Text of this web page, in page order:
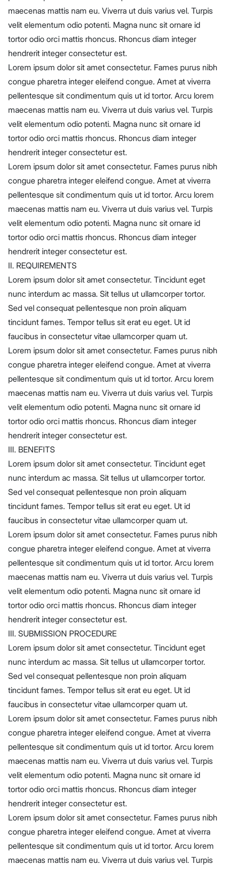
maecenas mattis nam eu. Viverra ut duis varius vel. Turpis
velit elementum odio potenti. Magna nunc sit ornare id
tortor odio orci mattis rhoncus. Rhoncus diam integer
hendrerit integer consectetur est.
Lorem ipsum dolor sit amet consectetur. Fames purus nibh
congue pharetra integer eleifend congue. Amet at viverra
pellentesque sit condimentum quis ut id tortor. Arcu lorem
maecenas mattis nam eu. Viverra ut duis varius vel. Turpis
velit elementum odio potenti. Magna nunc sit ornare id
tortor odio orci mattis rhoncus. Rhoncus diam integer
hendrerit integer consectetur est.
Lorem ipsum dolor sit amet consectetur. Fames purus nibh
congue pharetra integer eleifend congue. Amet at viverra
pellentesque sit condimentum quis ut id tortor. Arcu lorem
maecenas mattis nam eu. Viverra ut duis varius vel. Turpis
velit elementum odio potenti. Magna nunc sit ornare id
tortor odio orci mattis rhoncus. Rhoncus diam integer
hendrerit integer consectetur est.
II. REQUIREMENTS
Lorem ipsum dolor sit amet consectetur. Tincidunt eget
nunc interdum ac massa. Sit tellus ut ullamcorper tortor.
Sed vel consequat pellentesque non proin aliquam
tincidunt fames. Tempor tellus sit erat eu eget. Ut id
faucibus in consectetur vitae ullamcorper quam ut.
Lorem ipsum dolor sit amet consectetur. Fames purus nibh
congue pharetra integer eleifend congue. Amet at viverra
pellentesque sit condimentum quis ut id tortor. Arcu lorem
maecenas mattis nam eu. Viverra ut duis varius vel. Turpis
velit elementum odio potenti. Magna nunc sit ornare id
tortor odio orci mattis rhoncus. Rhoncus diam integer
hendrerit integer consectetur est.
III. BENEFITS
Lorem ipsum dolor sit amet consectetur. Tincidunt eget
nunc interdum ac massa. Sit tellus ut ullamcorper tortor.
Sed vel consequat pellentesque non proin aliquam
tincidunt fames. Tempor tellus sit erat eu eget. Ut id
faucibus in consectetur vitae ullamcorper quam ut.
Lorem ipsum dolor sit amet consectetur. Fames purus nibh
congue pharetra integer eleifend congue. Amet at viverra
pellentesque sit condimentum quis ut id tortor. Arcu lorem
maecenas mattis nam eu. Viverra ut duis varius vel. Turpis
velit elementum odio potenti. Magna nunc sit ornare id
tortor odio orci mattis rhoncus. Rhoncus diam integer
hendrerit integer consectetur est.
III. SUBMISSION PROCEDURE
Lorem ipsum dolor sit amet consectetur. Tincidunt eget
nunc interdum ac massa. Sit tellus ut ullamcorper tortor.
Sed vel consequat pellentesque non proin aliquam
tincidunt fames. Tempor tellus sit erat eu eget. Ut id
faucibus in consectetur vitae ullamcorper quam ut.
Lorem ipsum dolor sit amet consectetur. Fames purus nibh
congue pharetra integer eleifend congue. Amet at viverra
pellentesque sit condimentum quis ut id tortor. Arcu lorem
maecenas mattis nam eu. Viverra ut duis varius vel. Turpis
velit elementum odio potenti. Magna nunc sit ornare id
tortor odio orci mattis rhoncus. Rhoncus diam integer
hendrerit integer consectetur est.
Lorem ipsum dolor sit amet consectetur. Fames purus nibh
congue pharetra integer eleifend congue. Amet at viverra
pellentesque sit condimentum quis ut id tortor. Arcu lorem
maecenas mattis nam eu. Viverra ut duis varius vel. Turpis